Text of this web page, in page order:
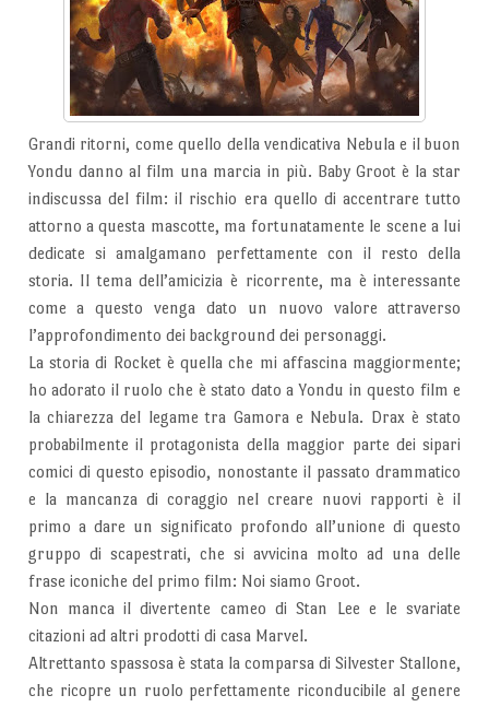
Grandi ritorni, come quello della vendicativa Nebula e il buon
Yondu danno al film una marcia in più. Baby Groot è la star
indiscussa del film: il rischio era quello di accentrare tutto
attorno a questa mascotte, ma fortunatamente le scene a lui
dedicate si amalgamano perfettamente con il resto della
storia. Il tema dell’amicizia è ricorrente, ma è interessante
come a questo venga dato un nuovo valore attraverso
l’approfondimento dei background dei personaggi.
La storia di Rocket è quella che mi affascina maggiormente;
ho adorato il ruolo che è stato dato a Yondu in questo film e
la chiarezza del legame tra Gamora e Nebula. Drax è stato
probabilmente il protagonista della maggior parte dei sipari
comici di questo episodio, nonostante il passato drammatico
e la mancanza di coraggio nel creare nuovi rapporti è il
primo a dare un significato profondo all’unione di questo
gruppo di scapestrati, che si avvicina molto ad una delle
frase iconiche del primo film: Noi siamo Groot.
Non manca il divertente cameo di Stan Lee e le svariate
citazioni ad altri prodotti di casa Marvel.
Altrettanto spassosa è stata la comparsa di Silvester Stallone,
che ricopre un ruolo perfettamente riconducibile al genere